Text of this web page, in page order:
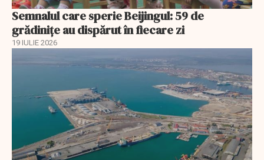
Semnalul care sperie Beijingul: 59 de
grădinițe au dispărut în fiecare zi
19 IULIE 2026